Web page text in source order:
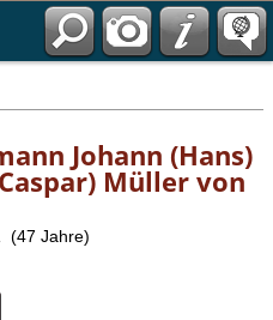
Johann (Hans)
Müller von
(47 Jahre)